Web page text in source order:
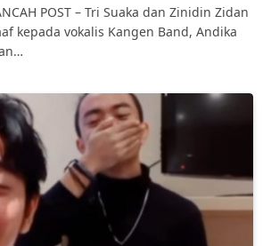
POST – Tri Suaka dan Zinidin Zidan
kepada vokalis Kangen Band, Andika